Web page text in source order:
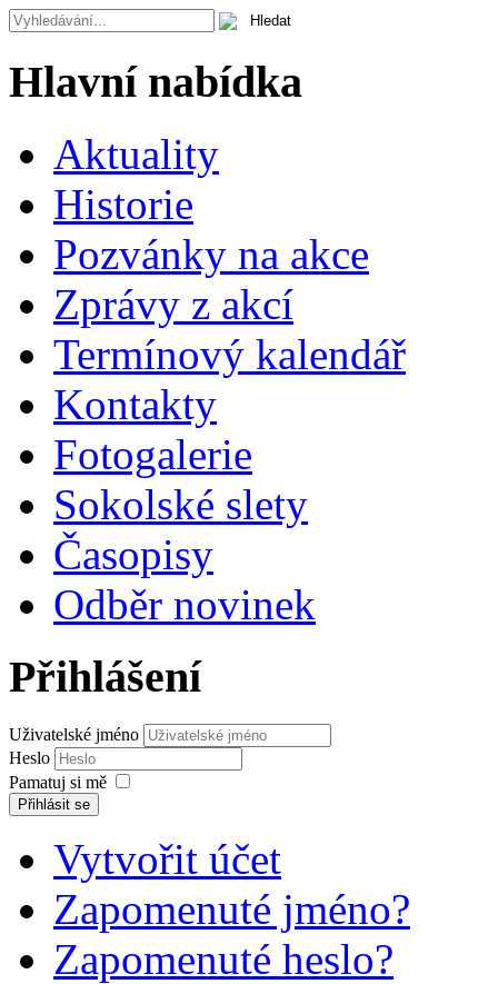
Hlavní nabídka
Aktuality
Historie
Pozvánky na akce
Zprávy z akcí
Termínový kalendář
Kontakty
Fotogalerie
Sokolské slety
Časopisy
Odběr novinek
Přihlášení
Uživatelské jméno
Heslo
Pamatuj si mě
Přihlásit se
Vytvořit účet
Zapomenuté jméno?
Zapomenuté heslo?